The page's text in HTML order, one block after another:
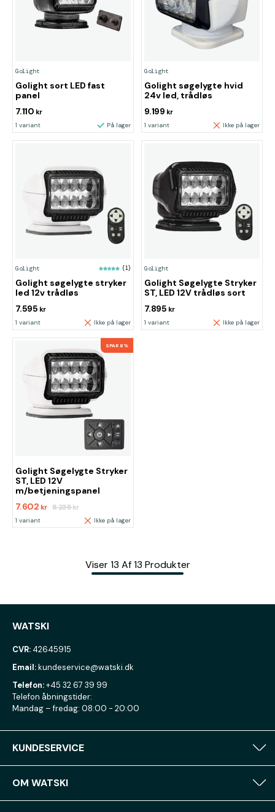
Golight
Golight sort LED fast
panel
7.110 kr
1 variant På lager
Golight
Golight søgelygte hvid
24v led, trådløs
9.199 kr
1 variant Ikke på lager
Golight (1)
Golight søgelygte stryker
led 12v trådløs
7.595 kr
1 variant Ikke på lager
Golight
Golight Søgelygte Stryker
ST, LED 12V trådløs sort
7.895 kr
1 variant Ikke på lager
SPAR 8%
Golight Søgelygte Stryker
ST, LED 12V
m/betjeningspanel
7.602 kr 8.235kr
1 variant Ikke på lager
Viser 13 Af 13 Produkter
WATSKI
CVR: 42645915
Email:kundeservice@watski.dk
Telefon:+45 32 67 39 99
Telefon åbningstider:
Mandag – fredag: 08:00 - 20:00
KUNDESERVICE
OM WATSKI